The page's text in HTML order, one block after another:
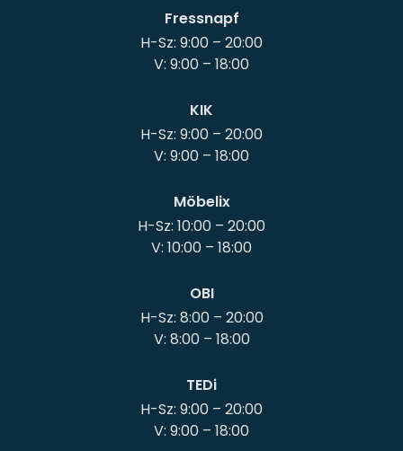
Fressnapf
H-Sz: 9:00 – 20:00
KIK
H-Sz: 9:00 – 20:00
Möbelix
H-Sz: 10:00 – 20:00
OBI
H-Sz: 8:00 – 20:00
V: 8:00 – 18:00
TEDi
H-Sz: 9:00 – 20:00